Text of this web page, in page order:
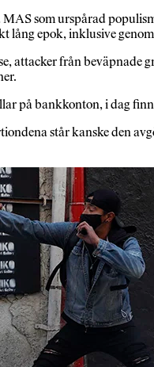
MAS som urspårad
lång epok, inklusive
attacker från beväpnade
på bankkonton, i dag
står kanske den